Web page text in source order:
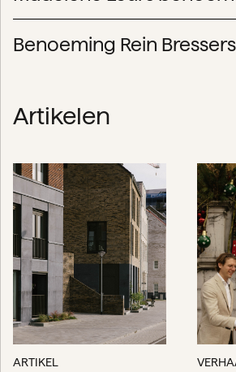
Benoeming Rein
Artikelen
ARTIKEL